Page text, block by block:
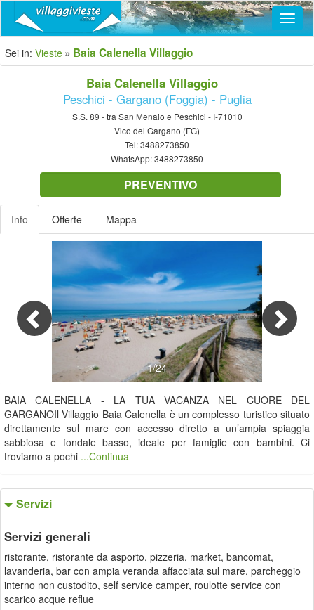
Sei in: Vieste Baia Calenella Villaggio
Baia Calenella Villaggio
Peschici - Gargano (Foggia) - Puglia
S.S. 89 - tra San Menaio e Peschici - I-71010
Vico del Gargano (FG)
Tel:3488273850
WhatsApp:3488273850
PREVENTIVO
Info Offerte Mappa
1/24
Previous
BAIA CALENELLA - LA TUA VACANZA NEL CUORE DEL
GARGANOIl Villaggio Baia Calenella è un complesso turistico situato
direttamente sul mare con accesso diretto a un’ampia spiaggia
sabbiosa e fondale basso, ideale per famiglie con bambini. Ci
troviamo a pochi ...Continua
Servizi
Servizi generali
ristorante, ristorante da asporto, pizzeria, market, bancomat,
lavanderia, bar con ampia veranda affacciata sul mare, parcheggio
interno non custodito, self service camper, roulotte service con
scarico acque reflue